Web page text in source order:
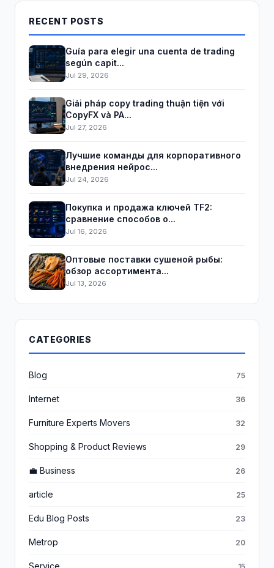
RECENT POSTS
Guía para elegir una cuenta de trading
según capit...
Jul 29, 2026
Giải pháp copy trading thuận tiện với
CopyFX và PA...
Jul 27, 2026
Лучшие команды для корпоративного
внедрения нейрос...
Jul 24, 2026
Покупка и продажа ключей TF2:
сравнение способов о...
Jul 16, 2026
Оптовые поставки сушеной рыбы:
обзор ассортимента...
Jul 13, 2026
CATEGORIES
Blog 75
Internet 36
Furniture Experts Movers 32
Shopping & Product Reviews 29
💼 Business 26
article 25
Edu Blog Posts 23
Metrop 20
Service 15